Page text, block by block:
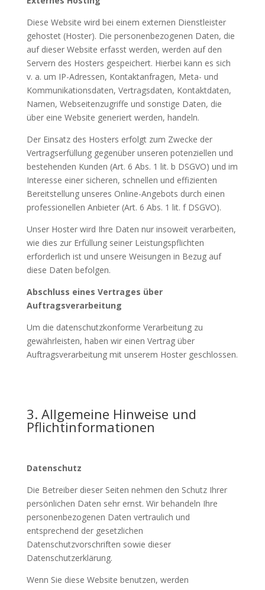
Diese Website wird bei einem externen Dienstleister
gehostet (Hoster). Die personenbezogenen Daten, die
auf dieser Website erfasst werden, werden auf den
Servern des Hosters gespeichert. Hierbei kann es sich
v. a. um IP-Adressen, Kontaktanfragen, Meta- und
Kommunikationsdaten, Vertragsdaten, Kontaktdaten,
Namen, Webseitenzugriffe und sonstige Daten, die
über eine Website generiert werden, handeln.
Der Einsatz des Hosters erfolgt zum Zwecke der
Vertragserfüllung gegenüber unseren potenziellen und
bestehenden Kunden (Art. 6 Abs. 1 lit. b DSGVO) und im
Interesse einer sicheren, schnellen und effizienten
Bereitstellung unseres Online-Angebots durch einen
professionellen Anbieter (Art. 6 Abs. 1 lit. f DSGVO).
Unser Hoster wird Ihre Daten nur insoweit verarbeiten,
wie dies zur Erfüllung seiner Leistungspflichten
erforderlich ist und unsere Weisungen in Bezug auf
diese Daten befolgen.
Abschluss eines Vertrages über
Auftragsverarbeitung
Um die datenschutzkonforme Verarbeitung zu
gewährleisten, haben wir einen Vertrag über
Auftragsverarbeitung mit unserem Hoster geschlossen.
3. Allgemeine Hinweise und
Pflichtinformationen
Datenschutz
Die Betreiber dieser Seiten nehmen den Schutz Ihrer
persönlichen Daten sehr ernst. Wir behandeln Ihre
personenbezogenen Daten vertraulich und
entsprechend der gesetzlichen
Datenschutzvorschriften sowie dieser
Datenschutzerklärung.
Wenn Sie diese Website benutzen, werden